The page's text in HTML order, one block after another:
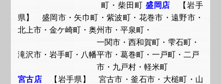
町・柴田町 盛岡店 【岩手
県】 盛岡市・矢巾町・紫波町・花巻市・遠野市・
北上市・金ケ崎町・奥州市・平泉町・
一関市・西和賀町・雫石町・
滝沢市・岩手町・八幡平市・葛巻町・一戸町・二戸
市・九戸村・軽米町
宮古店
【岩手県】 宮古市・釜石市・大槌町・山